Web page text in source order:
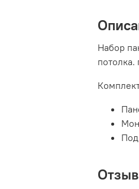
Набор
потолка.